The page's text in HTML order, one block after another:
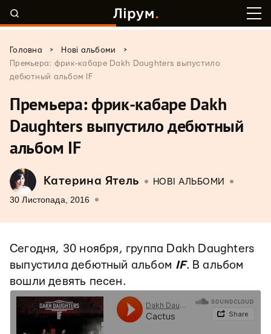
Головна > Нові альбоми
>
Премьера: фрик-кабаре Dakh Daughters выпустило
дебютный альбом IF
Премьера: фрик-кабаре Dakh
Daughters выпустило дебютный
альбом IF
Катерина Ятель НОВІ АЛЬБОМИ
30 Листопада, 2016
Сегодня, 30 ноября, группа Dakh Daughters
выпустила дебютный альбом IF. В альбом
вошли девять песен.